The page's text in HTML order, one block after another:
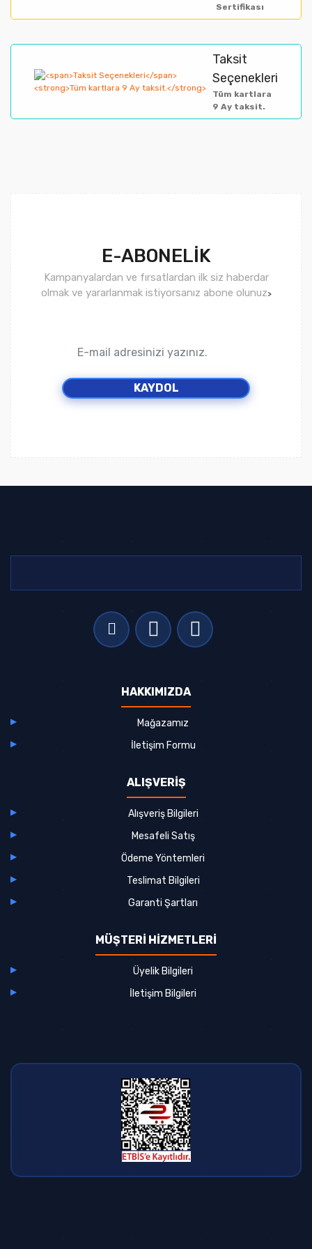
Gönder
Sertifikası
Taksit
Seçenekleri
Tüm kartlara
9 Ay taksit.
E-ABONELİK
Kampanyalardan ve fırsatlardan ilk siz haberdar
olmak ve yararlanmak istiyorsanız abone olunuz>
KAYDOL
HAKKIMIZDA
Mağazamız
İletişim Formu
ALIŞVERİŞ
Alışveriş Bilgileri
Mesafeli Satış
Ödeme Yöntemleri
Teslimat Bilgileri
Garanti Şartları
MÜŞTERİ HİZMETLERİ
Üyelik Bilgileri
İletişim Bilgileri